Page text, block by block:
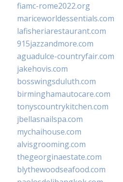
fiamc-rome2022.org
mariceworldessentials.com
lafisheriarestaurant.com
915jazzandmore.com
aguadulce-countryfair.com
jakehovis.com
bosswingsduluth.com
birminghamautocare.com
tonyscountrykitchen.com
jbellasnailspa.com
mychaihouse.com
alvisgrooming.com
thegeorginaestate.com
blythewoodseafood.com